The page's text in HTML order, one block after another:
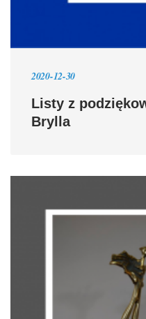
2020-12-30
Listy z
Brylla